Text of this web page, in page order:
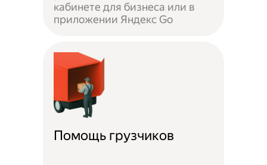
кабинете для бизнеса или в
приложении Яндекс Go
Помощь грузчиков